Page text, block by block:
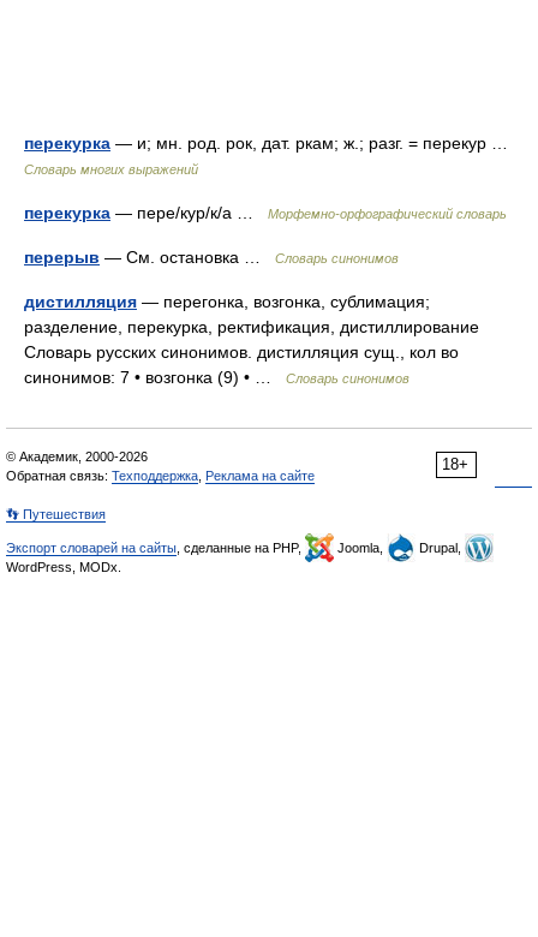
перекурка — и; мн. род. рок, дат. ркам; ж.; разг. = перекур …
Словарь многих выражений
перекурка — пере/кур/к/а … Морфемно-орфографический словарь
перерыв — См. остановка … Словарь синонимов
дистилляция — перегонка, возгонка, сублимация;
разделение, перекурка, ректификация, дистиллирование
Словарь русских синонимов. дистилляция сущ., кол во
синонимов: 7 • возгонка (9) • …
Словарь синонимов
18+
© Академик, 2000-2026
Обратная связь: Техподдержка Реклама на сайте
👣 Путешествия
Экспорт словарей на сайты , сделанные на PHP, Joomla,
Drupal,
WordPress, MODx.